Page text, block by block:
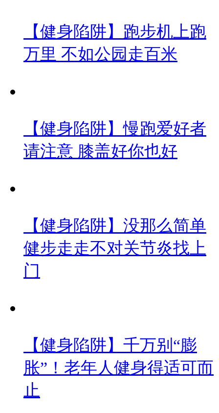
【健身陷阱】跑步机上跑
万里 不如公园走百米
【健身陷阱】慢跑爱好者
请注意 膝盖好你也好
【健身陷阱】没那么简单
健步走走不对关节炎找上
门
【健身陷阱】千万别“膨
胀”！老年人健身得适可而
止